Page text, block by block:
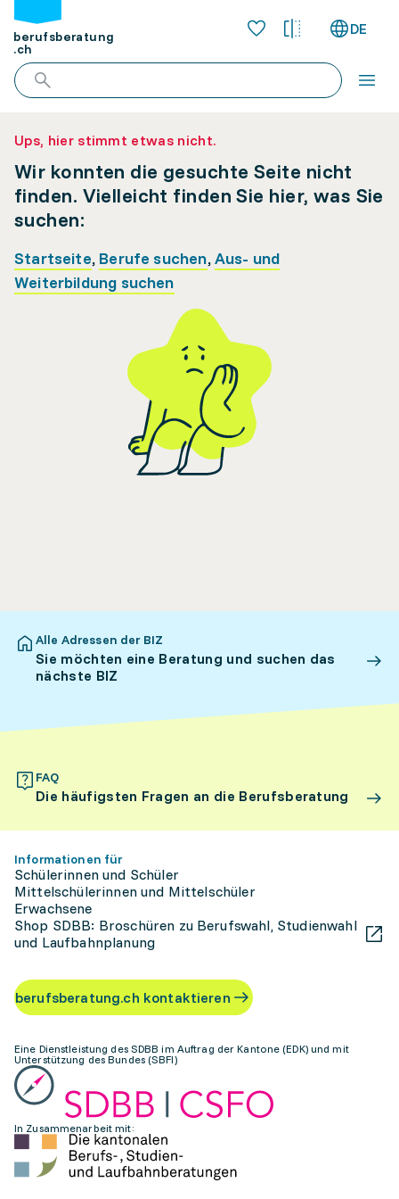
berufsberatung
.ch
DE
Ups, hier stimmt etwas nicht.
Wir konnten die gesuchte Seite nicht
finden. Vielleicht finden Sie hier, was Sie
suchen:
Startseite, Berufe suchen,Aus- und
Weiterbildung suchen
Alle Adressen der BIZ
Sie möchten eine Beratung und suchen das
nächste BIZ
FAQ
Die häufigsten Fragen an die Berufsberatung
Informationen für
Schülerinnen und Schüler
Mittelschülerinnen und Mittelschüler
Erwachsene
Shop SDBB: Broschüren zu Berufswahl, Studienwahl
und Laufbahnplanung
berufsberatung.ch kontaktieren
Eine Dienstleistung des SDBB im Auftrag der Kantone (EDK) und mit
Unterstützung des Bundes (SBFI)
In Zusammenarbeit mit: